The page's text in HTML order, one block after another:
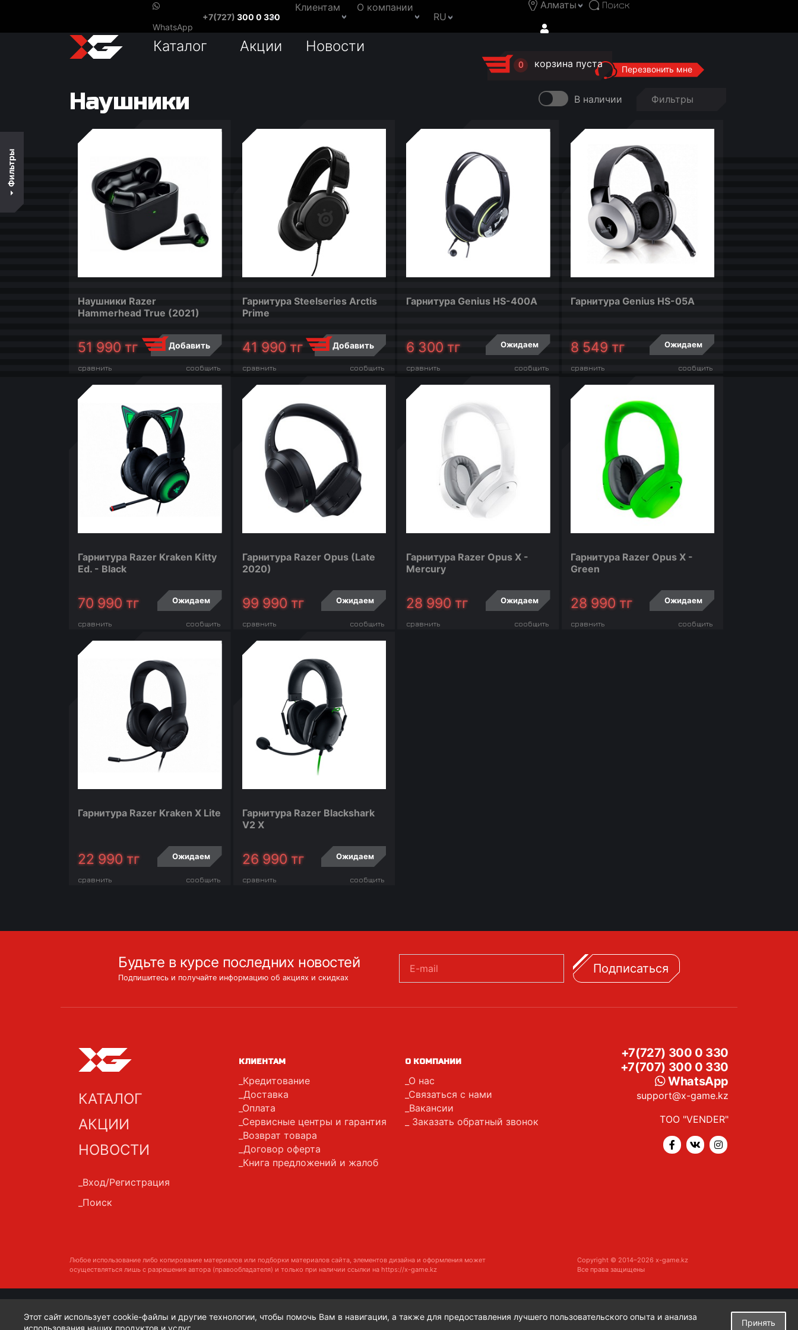
WhatsApp
+7(727) 300 0 330
Клиентам
О компании
RU
Алматы
0 корзина пуста Перезвонить мне
Каталог Акции Новости
Фильтры
По названию
ДИАПАЗОН ЦЕН
6 300 76 567,5099 990
Фильтры
В наличии
Наушники
Наушники Razer
Hammerhead True (2021)
Добавить
51 990тг
сравнить сообщить
Гарнитура Steelseries Arctis
Prime
Добавить
41 990тг
сравнить сообщить
Гарнитура Genius HS-400A
Ожидаем
6 300тг
сравнить сообщить
Гарнитура Genius HS-05A
Ожидаем
8 549тг
сравнить сообщить
Гарнитура Razer Kraken Kitty
Ed. - Black
Ожидаем
70 990тг
сравнить сообщить
Гарнитура Razer Opus (Late
2020)
Ожидаем
99 990тг
сравнить сообщить
Гарнитура Razer Opus X -
Mercury
Ожидаем
28 990тг
сравнить сообщить
Гарнитура Razer Opus X -
Green
Ожидаем
28 990тг
сравнить сообщить
Гарнитура Razer Kraken X Lite
Ожидаем
22 990тг
сравнить сообщить
Гарнитура Razer Blackshark
V2 X
Ожидаем
26 990тг
сравнить сообщить
Будьте в курсе последних новостей
Подпишитесь и получайте информацию об акциях и скидках
E-mail Подписаться
КАТАЛОГ
АКЦИИ
НОВОСТИ
Вход/Регистрация
Поиск
КЛИЕНТАМ
Кредитование
Доставка
Оплата
Сервисные центры и гарантия
Возврат товара
Договор оферта
Книга предложений и жалоб
О КОМПАНИИ
О нас
Связаться с нами
Вакансии
Заказать обратный звонок
+7(727) 300 0 330
+7(707) 300 0 330
WhatsApp
support@x-game.kz
ТОО "VENDER"
Любое использование либо копирование материалов или подборки материалов сайта, элементов дизайна и оформления может
осуществляться лишь с разрешения автора (правообладателя) и только при наличии ссылки на https://x-game.kz
Copyright © 2014–2026 x-game.kz
Все права защищены
Этот сайт использует cookie-файлы и другие технологии, чтобы помочь Вам в навигации, а также для предоставления лучшего пользовательского опыта и анализа
использования наших продуктов и услуг.
Принять